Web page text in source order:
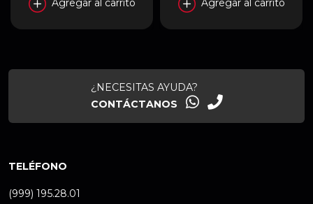
Agregar al carrito
Agregar al carrito
¿NECESITAS AYUDA?
CONTÁCTANOS
TELÉFONO
(999) 195.28.01